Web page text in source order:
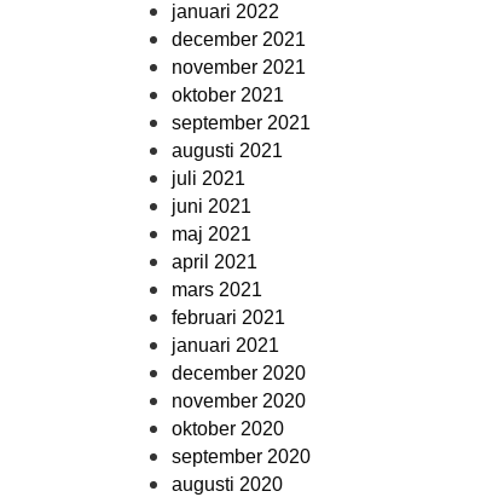
januari 2022
december 2021
november 2021
oktober 2021
september 2021
augusti 2021
juli 2021
juni 2021
maj 2021
april 2021
mars 2021
februari 2021
januari 2021
december 2020
november 2020
oktober 2020
september 2020
augusti 2020